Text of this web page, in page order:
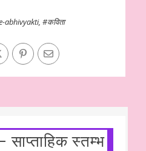
abhivyakti, #कविता
साप्ताहिक स्तम्भ